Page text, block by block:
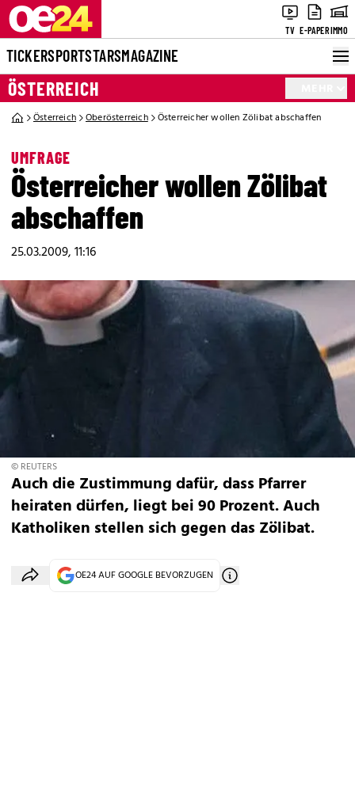
TV E-PAPERIMMO
TICKERSPORTSTARSMAGAZINE
ÖSTERREICH
Österreich Oberösterreich Österreicher wollen Zölibat abschaffen
UMFRAGE
Österreicher wollen Zölibat
abschaffen
25.03.2009, 11:16
© REUTERS
Auch die Zustimmung dafür, dass Pfarrer
heiraten dürfen, liegt bei 90 Prozent. Auch
Katholiken stellen sich gegen das Zölibat.
OE24 AUF GOOGLE BEVORZUGEN